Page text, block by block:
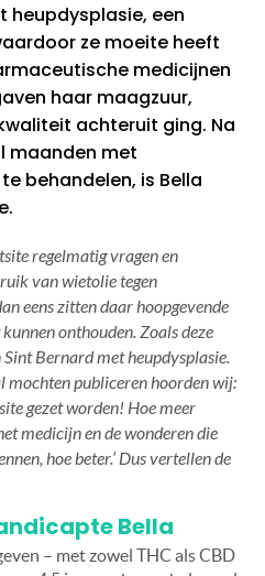
heupdysplasie, een
ze moeite heeft
medicijnen
haar maagzuur,
achteruit ging. Na
maanden met
behandelen, is Bella
regelmatig vragen en
van wietolie tegen
eens zitten daar hoopgevende
onthouden. Zoals deze
Sint Bernard met heupdysplasie.
mochten publiceren hoorden wij:
gezet worden! Hoe meer
medicijn en de wonderen die
hoe beter.’ Dus vertellen de
Bella
– met zowel THC als CBD